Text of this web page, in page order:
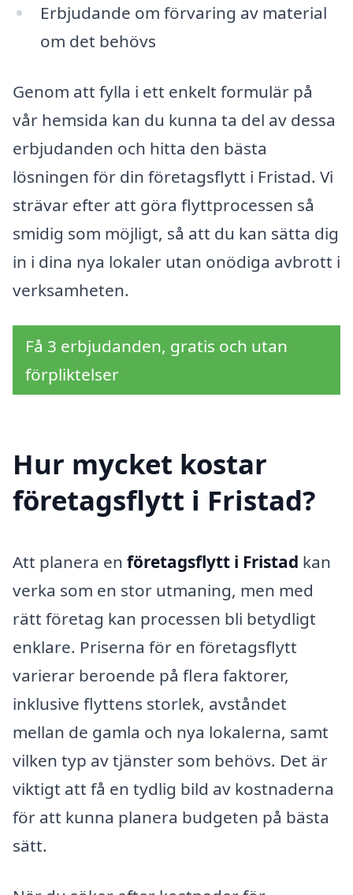
Erbjudande om förvaring av material
om det behövs
Genom att fylla i ett enkelt formulär på
vår hemsida kan du kunna ta del av dessa
erbjudanden och hitta den bästa
lösningen för din företagsflytt i Fristad. Vi
strävar efter att göra flyttprocessen så
smidig som möjligt, så att du kan sätta dig
in i dina nya lokaler utan onödiga avbrott i
verksamheten.
Få 3 erbjudanden, gratis och utan
förpliktelser
Hur mycket kostar
företagsflytt i Fristad?
Att planera en företagsflytt i Fristad kan
verka som en stor utmaning, men med
rätt företag kan processen bli betydligt
enklare. Priserna för en företagsflytt
varierar beroende på flera faktorer,
inklusive flyttens storlek, avståndet
mellan de gamla och nya lokalerna, samt
vilken typ av tjänster som behövs. Det är
viktigt att få en tydlig bild av kostnaderna
för att kunna planera budgeten på bästa
sätt.